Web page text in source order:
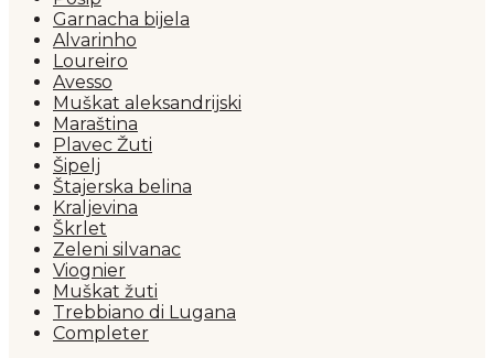
Garnacha bijela
Alvarinho
Loureiro
Avesso
Muškat aleksandrijski
Maraština
Plavec Žuti
Šipelj
Štajerska belina
Kraljevina
Škrlet
Zeleni silvanac
Viognier
Muškat žuti
Trebbiano di Lugana
Completer